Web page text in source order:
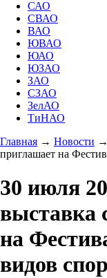
САО
СВАО
ВАО
ЮВАО
ЮАО
ЮЗАО
ЗАО
СЗАО
ЗелАО
ТиНАО
Главная → Новости →
приглашает на
30 июля
выставка
на
видов